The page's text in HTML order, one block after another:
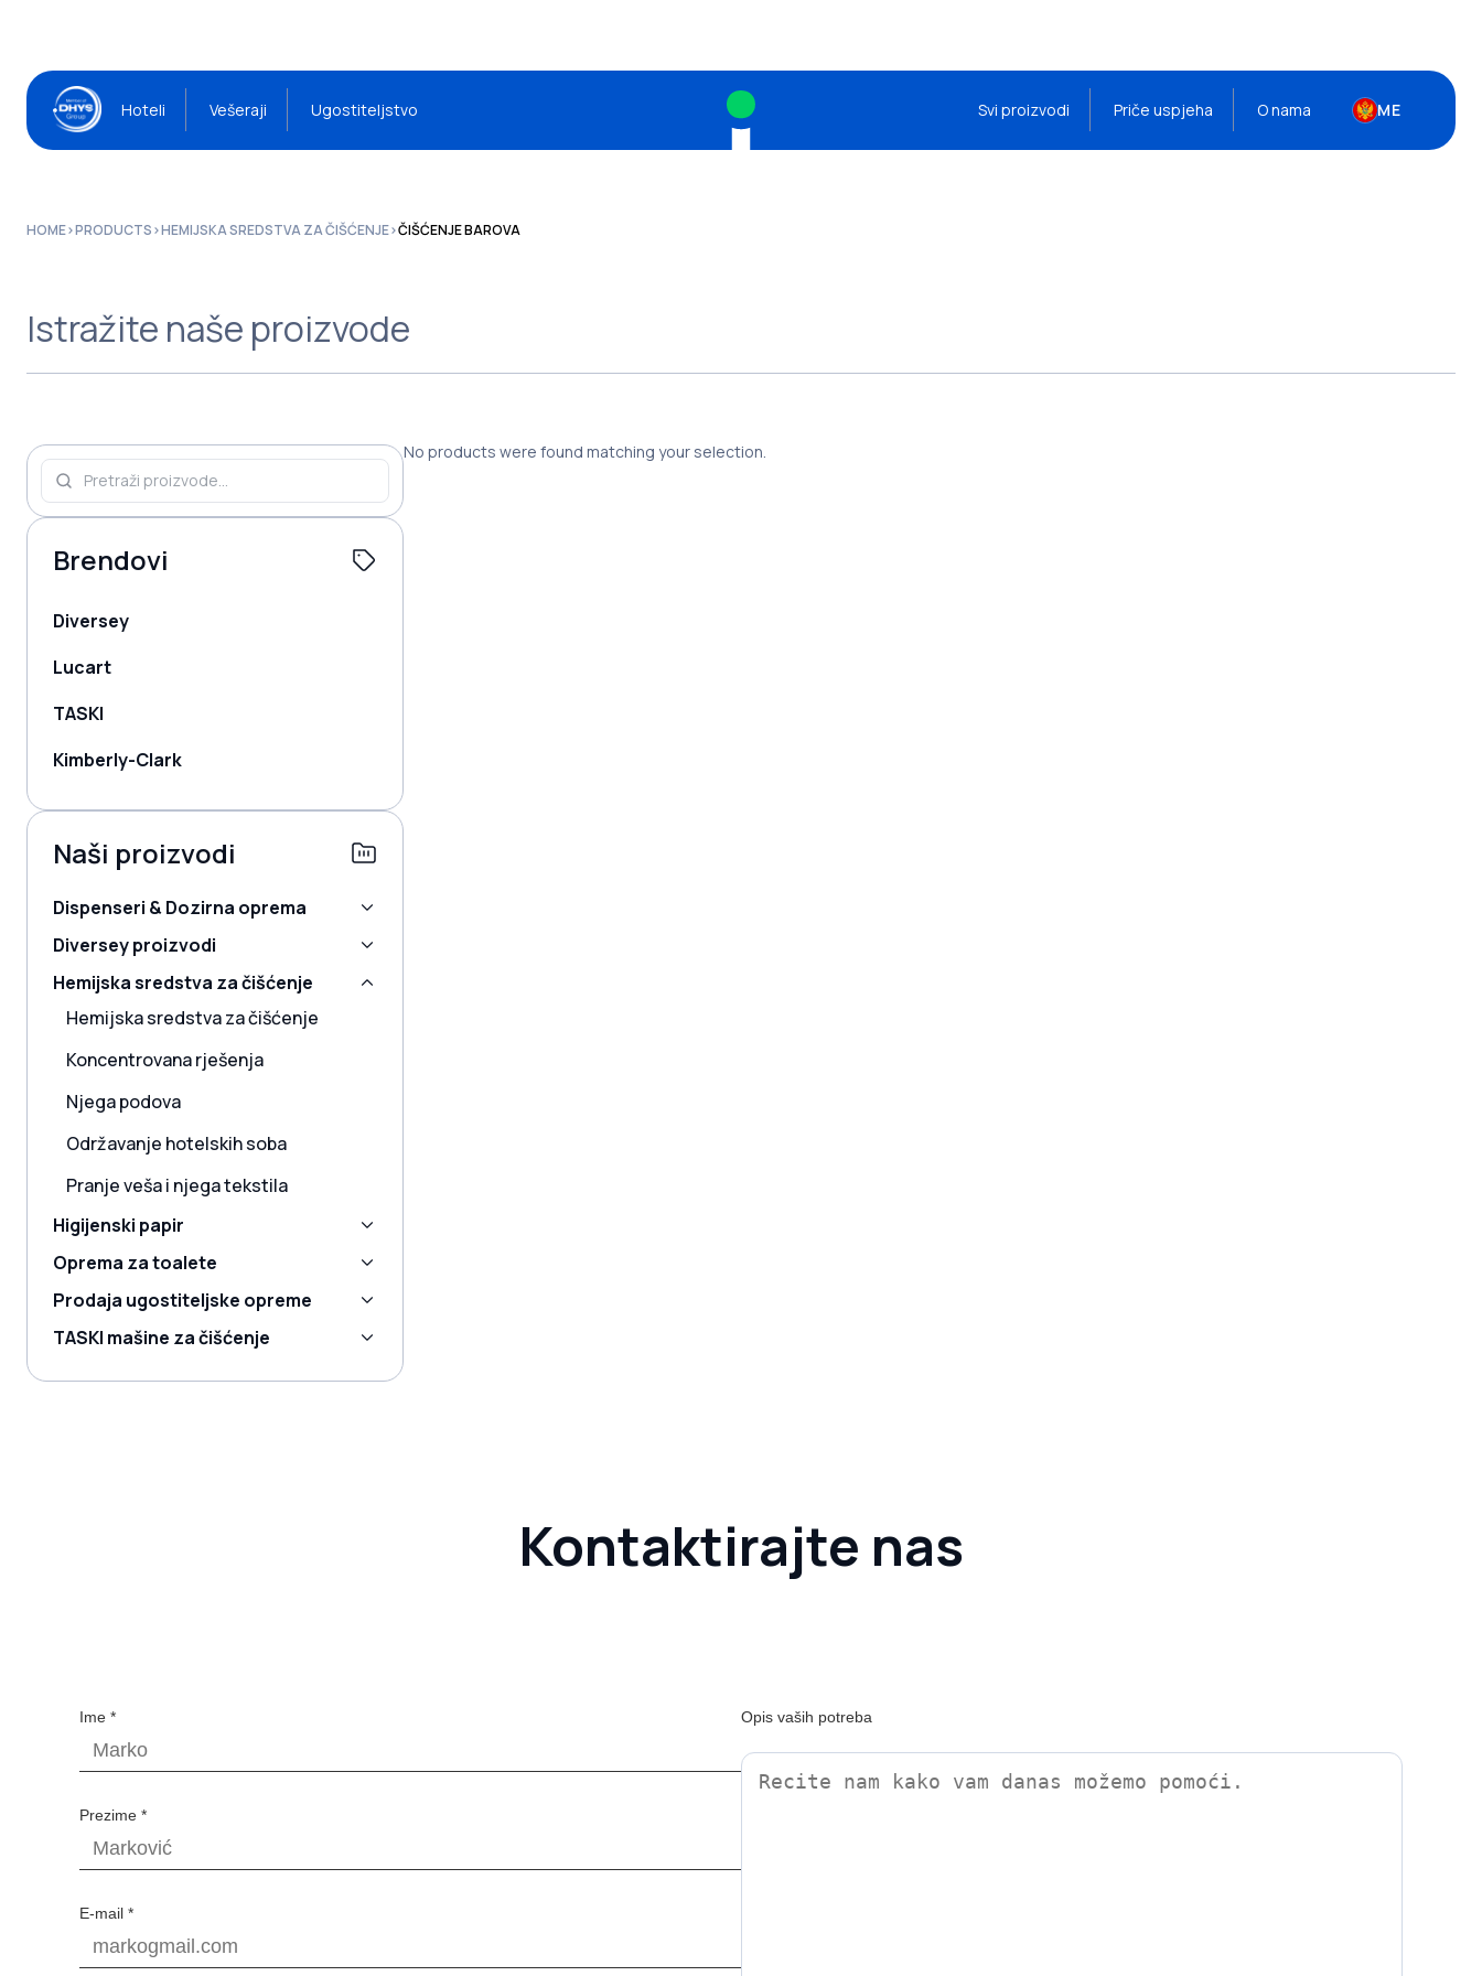
Hoteli Vešeraji Ugostiteljstvo Svi proizvodi Priče uspjeha O nama ME
HOME>PRODUCTS>HEMIJSKA SREDSTVA ZA ČIŠĆENJE>ČIŠĆENJE BAROVA
Istražite naše proizvode
Brendovi
Diversey
Lucart
TASKI
Kimberly-Clark
Naši proizvodi
Dispenseri & Dozirna oprema
Diversey proizvodi
Hemijska sredstva za čišćenje
Hemijska sredstva za čišćenje
Koncentrovana rješenja
Njega podova
Održavanje hotelskih soba
Pranje veša i njega tekstila
Higijenski papir
Oprema za toalete
Prodaja ugostiteljske opreme
TASKI mašine za čišćenje
No products were found matching your selection.
Kontaktirajte nas
Ime *
Prezime *
E-mail *
Opis vaših potreba